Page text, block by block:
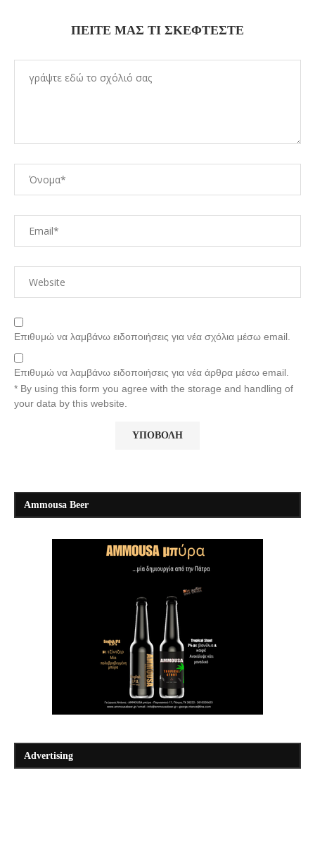
ΠΕΊΤΕ ΜΑΣ ΤΙ ΣΚΈΦΤΕΣΤΕ
Επιθυμώ να λαμβάνω ειδοποιήσεις για νέα σχόλια μέσω email.
Επιθυμώ να λαμβάνω ειδοποιήσεις για νέα άρθρα μέσω email.
* By using this form you agree with the storage and handling of
your data by this website.
Ammousa Beer
Advertising